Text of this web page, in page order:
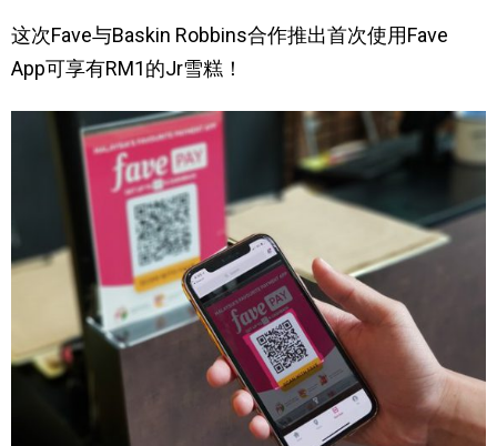
这次Fave与Baskin Robbins合作推出首次使用Fave
App可享有RM1的Jr雪糕！